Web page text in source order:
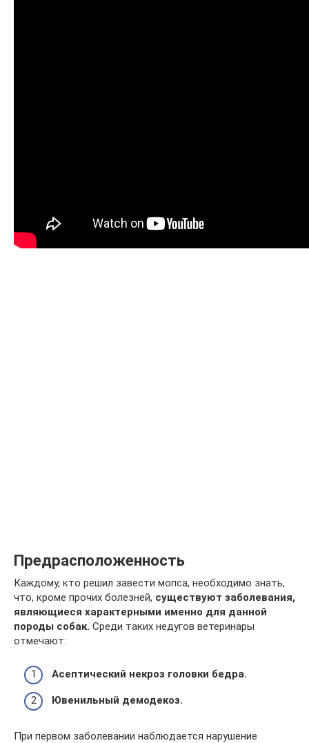
Предрасположенность
Каждому, кто решил завести мопса, необходимо знать,
что, кроме прочих болезней, существуют заболевания,
являющиеся характерными именно для данной
породы собак. Среди таких недугов ветеринары
отмечают:
Асептический некроз головки бедра.
Ювенильный демодекоз.
При первом заболевании наблюдается нарушение